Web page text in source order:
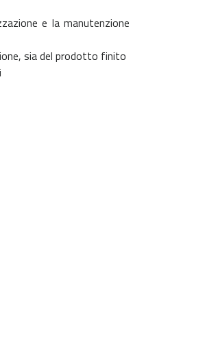
e la manutenzione
sia del prodotto finito